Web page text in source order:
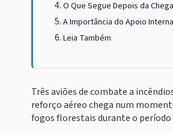
O Que Segue Depois da
A Importância do Apoio
Leia Também
Três aviões de combate a
reforço aéreo chega num
fogos florestais durante o período